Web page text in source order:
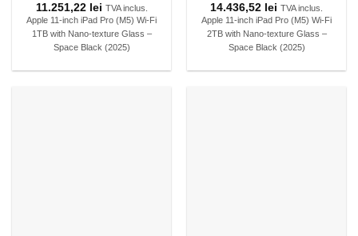
11.251,22 lei TVA inclus.
Apple 11-inch iPad Pro (M5) Wi-Fi
1TB with Nano-texture Glass –
Space Black (2025)
14.436,52 lei TVA inclus.
Apple 11-inch iPad Pro (M5) Wi-Fi
2TB with Nano-texture Glass –
Space Black (2025)